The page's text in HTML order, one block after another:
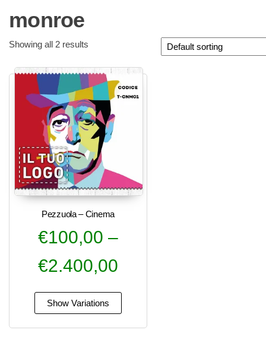
monroe
Showing all 2 results
Pezzuola – Cinema
€100,00 –
€2.400,00